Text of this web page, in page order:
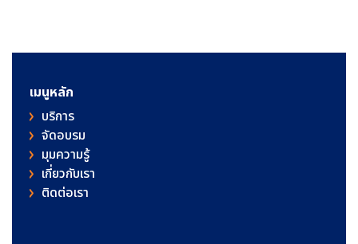
เมนูหลัก
บริการ
จัดอบรม
มุมความรู้
เกี่ยวกับเรา
ติดต่อเรา